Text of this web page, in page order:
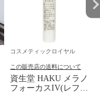
コスメティックロイヤル
この販売店の送料について
資生堂 HAKU メラノ
フォーカスIV(レフィ